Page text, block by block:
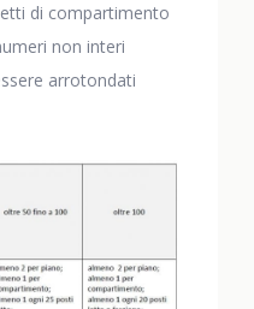
di compartimento
non interi
arrotondati